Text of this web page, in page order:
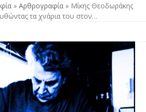
» Αρθρογραφία» Μίκης Θεοδωράκης
τα χνάρια του στον…